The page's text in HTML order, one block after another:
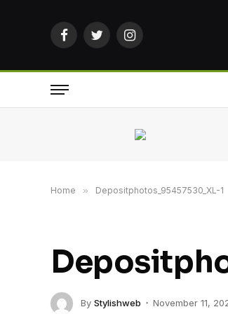
FacebookTwitterInstagram
Home » Depositphotos_95457530_XL-1
By Stylishweb November 11,